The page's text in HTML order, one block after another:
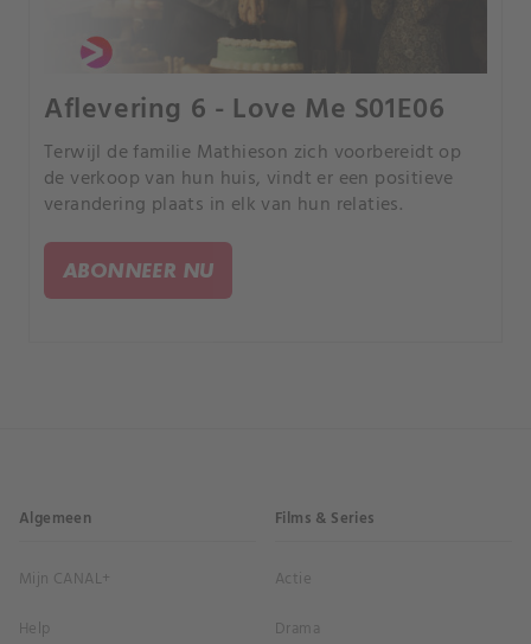
Aflevering 6 - Love Me S01E06
Terwijl de familie Mathieson zich voorbereidt op
de verkoop van hun huis, vindt er een positieve
verandering plaats in elk van hun relaties.
ABONNEER NU
Algemeen
Mijn CANAL+
Help
Films & Series
Actie
Drama